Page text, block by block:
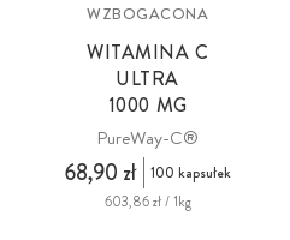
WZBOGACONA
WITAMINA C
ULTRA
1000 MG
PureWay-C®
68,90 zł
100 kapsułek
603,86 zł / 1kg